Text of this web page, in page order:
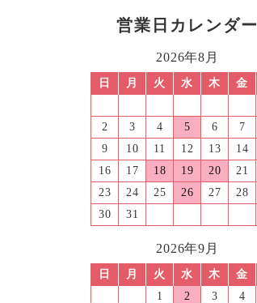
営業日カレンダー
2026年8月
日 月 火 水 木 金
2
3 4 5 6 7
9
10 11 12 13 14
16
17 18 19 20 21
23
24 25 26 27 28
30
31
2026年9月
日 月 火 水 木 金
1
2 3 4